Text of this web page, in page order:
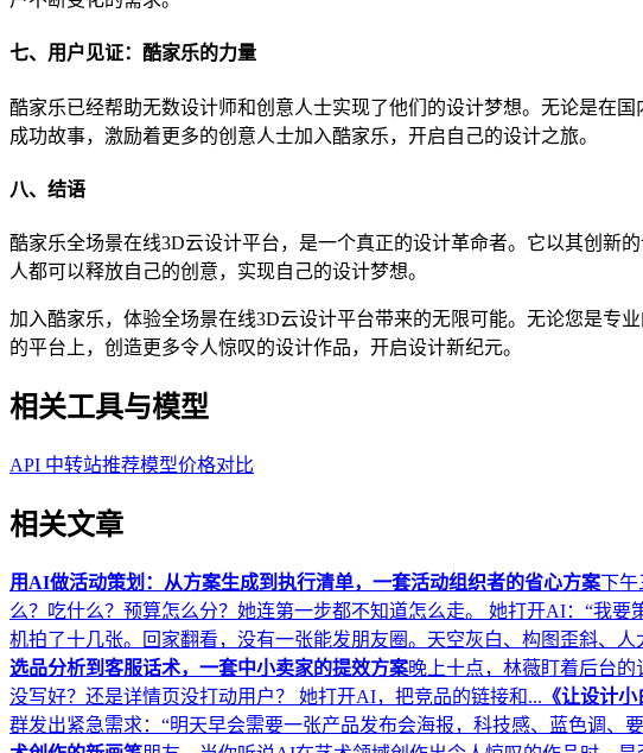
七、用户见证：酷家乐的力量
酷家乐已经帮助无数设计师和创意人士实现了他们的设计梦想。无论是在
成功故事，激励着更多的创意人士加入酷家乐，开启自己的设计之旅。
八、结语
酷家乐全场景在线3D云设计平台，是一个真正的设计革命者。它以其创新
人都可以释放自己的创意，实现自己的设计梦想。
加入酷家乐，体验全场景在线3D云设计平台带来的无限可能。无论您是专
的平台上，创造更多令人惊叹的设计作品，开启设计新纪元。
相关工具与模型
API 中转站推荐模型价格对比
相关文章
用AI做活动策划：从方案生成到执行清单，一套活动组织者的省心方案下午
么？吃什么？预算怎么分？她连第一步都不知道怎么走。 她打开AI：“我要
机拍了十几张。回家翻看，没有一张能发朋友圈。天空灰白、构图歪斜、
选品分析到客服话术，一套中小卖家的提效方案晚上十点，林薇盯着后台
没写好？还是详情页没打动用户？ 她打开AI，把竞品的链接和... 《让设计
群发出紧急需求：“明天早会需要一张产品发布会海报，科技感、蓝色调、